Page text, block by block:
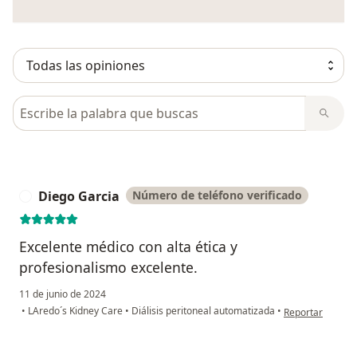
Busca en opiniones
Diego Garcia Número de teléfono verificado
Excelente médico con alta ética y
profesionalismo excelente.
11 de junio de 2024
• LAredo´s Kidney Care • Diálisis peritoneal automatizada • en opinión del
Reportar